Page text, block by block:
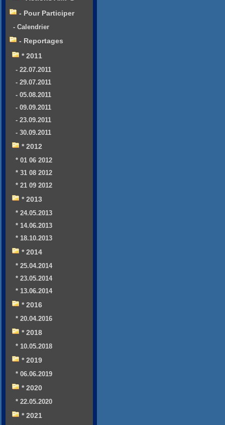
- Pour Participer
- Calendrier
- Reportages
* 2011
- 22.07.2011
- 29.07.2011
- 05.08.2011
- 09.09.2011
- 23.09.2011
- 30.09.2011
* 2012
* 01 06 2012
* 31 08 2012
* 21 09 2012
* 2013
* 24.05.2013
* 14.06.2013
* 18.10.2013
* 2014
* 25.04.2014
* 23.05.2014
* 13.06.2014
* 2016
* 20.04.2016
* 2018
* 10.05.2018
* 2019
* 06.06.2019
* 2020
* 22.05.2020
* 2021